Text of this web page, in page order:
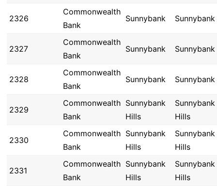
2326
Commonwealth
Bank
Sunnybank Sunnybank
2327
Commonwealth
Bank
Sunnybank Sunnybank
2328
Commonwealth
Bank
Sunnybank Sunnybank
2329
Commonwealth
Bank
Sunnybank
Hills
Sunnybank
Hills
2330
Commonwealth
Bank
Sunnybank
Hills
Sunnybank
Hills
2331
Commonwealth
Bank
Sunnybank
Hills
Sunnybank
Hills